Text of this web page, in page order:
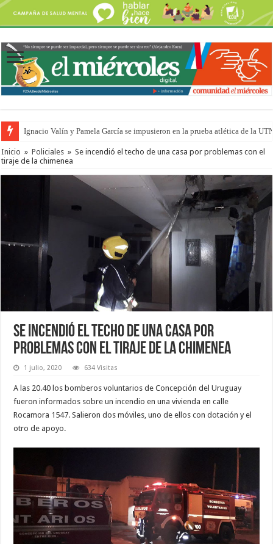
Ignacio Valín y Pamela García se impusieron en la prueba atlética de la
Inicio » Policiales » Se incendió el techo de una casa por problemas con el
tiraje de la chimenea
Se incendió el techo de una casa por
problemas con el tiraje de la chimenea
1 julio, 2020 634 Visitas
A las 20.40 los bomberos voluntarios de Concepción del Uruguay
fueron informados sobre un incendio en una vivienda en calle
Rocamora 1547. Salieron dos móviles, uno de ellos con dotación y el
otro de apoyo.